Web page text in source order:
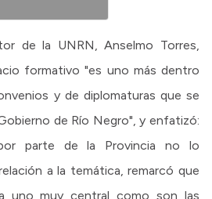
de la UNRN, Anselmo Torres,
formativo "es uno más dentro
y de diplomaturas que se
de Río Negro", y enfatizó:
parte de la Provincia no lo
a la temática, remarcó que
uno muy central como son las